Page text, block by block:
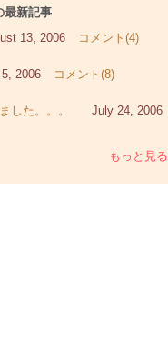
最新記事
13, 2006 コメント(4)
2006 コメント(8)
した。。。 July 24, 2006
もっと見る